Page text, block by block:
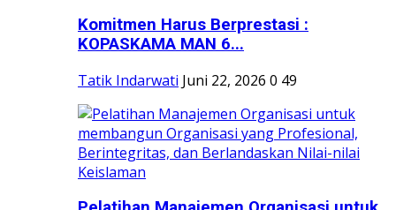
Komitmen Harus Berprestasi :
KOPASKAMA MAN 6...
Tatik Indarwati Juni 22, 2026 0 49